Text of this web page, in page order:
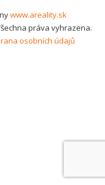
www.areality.sk
práva vyhrazena.
osobních údajů